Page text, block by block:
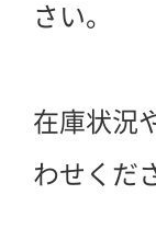
さい。
在庫状況
わせくだ